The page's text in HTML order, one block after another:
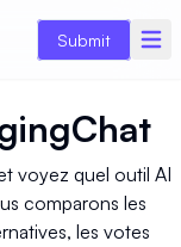
Submit
voyez quel outil AI
comparons les
les votes